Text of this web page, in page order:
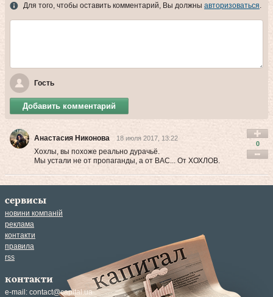
Для того, чтобы оставить комментарий, Вы должны авторизоваться.
Гость
Добавить комментарий
Анастасия Никонова 18 июля 2017, 13:22
Хохлы, вы похоже реально дурачьё.
Мы устали не от пропаганды, а от ВАС... От ХОХЛОВ.
0
сервисы
новини компаній
реклама
контакти
правила
rss
контакти
e-mail: contact@capital.ua